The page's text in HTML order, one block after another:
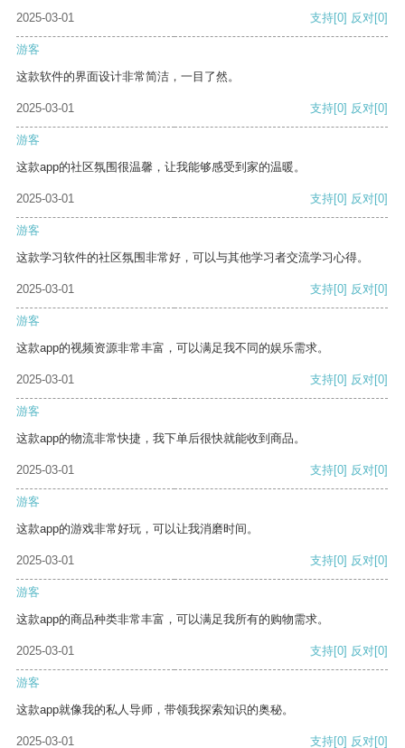
2025-03-01
支持[0] 反对[0]
游客
这款软件的界面设计非常简洁，一目了然。
2025-03-01 支持[0] 反对[0]
游客
这款app的社区氛围很温馨，让我能够感受到家的温暖。
2025-03-01 支持[0] 反对[0]
游客
这款学习软件的社区氛围非常好，可以与其他学习者交流学习心得。
2025-03-01 支持[0] 反对[0]
游客
这款app的视频资源非常丰富，可以满足我不同的娱乐需求。
2025-03-01 支持[0] 反对[0]
游客
这款app的物流非常快捷，我下单后很快就能收到商品。
2025-03-01 支持[0] 反对[0]
游客
这款app的游戏非常好玩，可以让我消磨时间。
2025-03-01 支持[0] 反对[0]
游客
这款app的商品种类非常丰富，可以满足我所有的购物需求。
2025-03-01 支持[0] 反对[0]
游客
这款app就像我的私人导师，带领我探索知识的奥秘。
2025-03-01 支持[0] 反对[0]